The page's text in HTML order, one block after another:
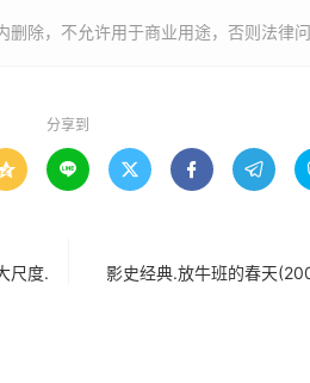
除，不允许用于商业用途，否则法律问
分享到
   
尺度.
影史经典.放牛班的春天